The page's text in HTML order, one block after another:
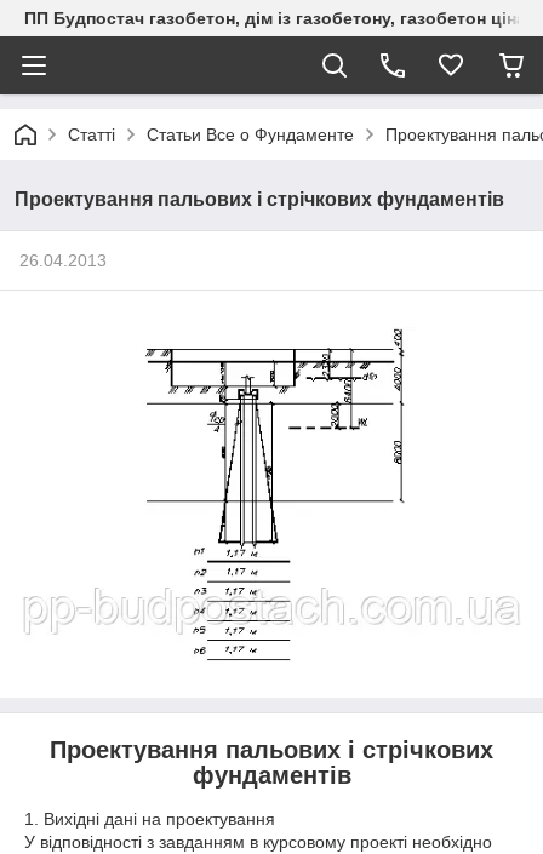
ПП Будпостач газобетон, дім із газобетону, газобетон
Статті Статьи Все о Фундаменте Проектування
Проектування пальових і стрічкових фундаментів
26.04.2013
Проектування пальових і стрічкових
фундаментів
1. Вихідні дані на проектування
У відповідності з завданням в курсовому проекті необхідно